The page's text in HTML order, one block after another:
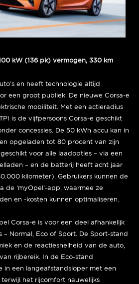
kW (136 pk) vermogen, 330 km
en heeft technologie altijd
een groot publiek. De nieuwe Corsa-e
mobiliteit. Met een actieradius
1 is de vijfpersoons Corsa-e geschikt
concessies. De 50 kWh accu kan in
opgeladen tot 80 procent van zijn
voor alle laadopties – via een
– en de batterij heeft acht jaar
kilometer). Gebruikers kunnen de
de ‘myOpel’-app, waarmee ze
en -kosten kunnen optimaliseren.
Corsa-e is voor een deel afhankelijk
– Normal, Eco of Sport. De Sport-stand
en de reactiesnelheid van de auto,
rijbereik. In de Eco-stand
in een langeafstandsloper met een
het rijcomfort nauwelijks